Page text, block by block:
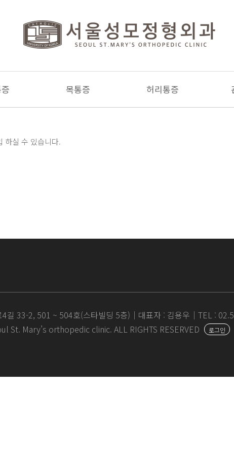
목통증 허리통증
하실 수 있습니다.
4길 33-2, 501 ~ 504호(스타빌딩 5층)｜ 대표자 : 김용우｜ TEL :
St. Mary’s orthopedic clinic. ALL RIGHTS RESERVED 로그인